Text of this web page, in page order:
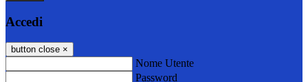
Accedi
button close ×
Nome Utente
Password